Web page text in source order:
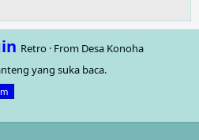
Retro · From Desa Konoha
yang suka baca.